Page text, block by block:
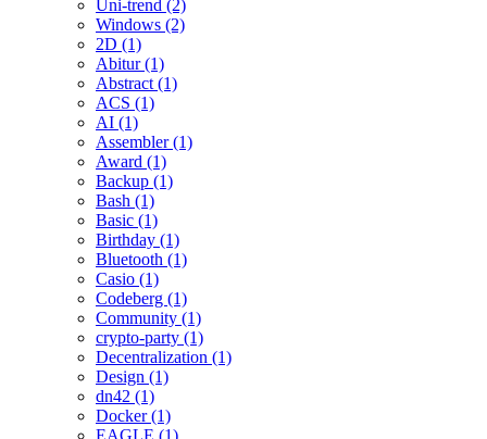
Uni-trend (2)
Windows (2)
2D (1)
Abitur (1)
Abstract (1)
ACS (1)
AI (1)
Assembler (1)
Award (1)
Backup (1)
Bash (1)
Basic (1)
Birthday (1)
Bluetooth (1)
Casio (1)
Codeberg (1)
Community (1)
crypto-party (1)
Decentralization (1)
Design (1)
dn42 (1)
Docker (1)
EAGLE (1)